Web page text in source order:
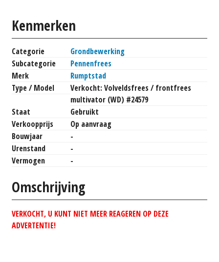
Kenmerken
Categorie
Grondbewerking
Subcategorie
Pennenfrees
Merk
Rumptstad
Type / Model
Verkocht: Volveldsfrees / frontfrees
multivator (WD) #24579
Staat
Gebruikt
Verkoopprijs
Op aanvraag
Bouwjaar
-
Urenstand
-
Vermogen
-
Omschrijving
VERKOCHT, U KUNT NIET MEER REAGEREN OP DEZE
ADVERTENTIE!